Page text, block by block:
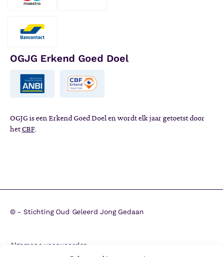
OGJG Erkend Goed Doel
OGJG is een Erkend Goed Doel en wordt elk jaar getoetst door
hetCBF.
© - Stichting Oud Geleerd Jong Gedaan
Algemene voorwaarden